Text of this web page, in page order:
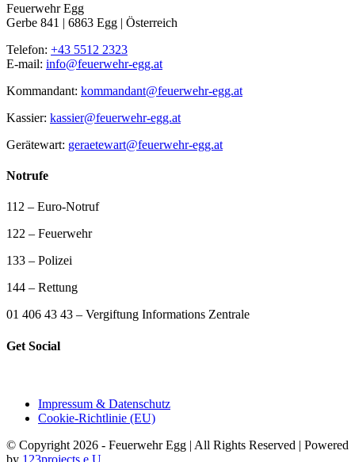
Feuerwehr Egg
Gerbe 841 | 6863 Egg | Österreich
Telefon: +43 5512 2323
E-mail: info@feuerwehr-egg.at
Kommandant: kommandant@feuerwehr-egg.at
Kassier: kassier@feuerwehr-egg.at
Gerätewart: geraetewart@feuerwehr-egg.at
Notrufe
112 – Euro-Notruf
122 – Feuerwehr
133 – Polizei
144 – Rettung
01 406 43 43 – Vergiftung Informations Zentrale
Get Social
Impressum & Datenschutz
Cookie-Richtlinie (EU)
© Copyright 2026 - Feuerwehr Egg | All Rights Reserved | Powered
by 123projects e.U.